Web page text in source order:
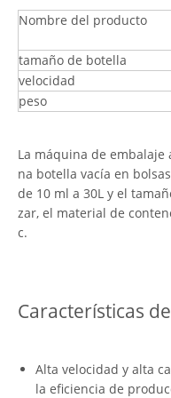
Nombre del producto
tamaño de botella
velocidad
peso
La máquina de embalaje
na botella vacía en
de 10 ml a 30L y el
zar, el material de
c.
Características
Alta velocidad y alta
la eficiencia de